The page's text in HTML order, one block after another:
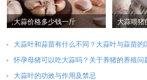
,大蒜价格多少钱一斤 大蒜喂猪
大蒜叶和蒜苗有什么不同？大蒜叶与蒜苗的
怀孕母猪可以吃大蒜吗？关于养猪的养殖问
大蒜叶的功效与作用及禁忌